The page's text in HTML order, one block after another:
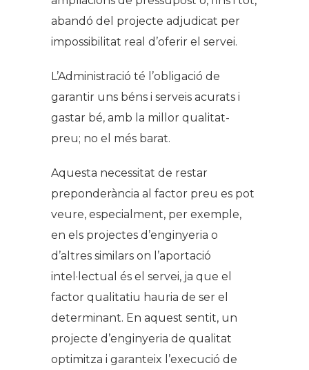
abandó del projecte adjudicat per
impossibilitat real d’oferir el servei.
L’Administració té l’obligació de
garantir uns béns i serveis acurats i
gastar bé, amb la millor qualitat-
preu; no el més barat.
Aquesta necessitat de restar
preponderància al factor preu es pot
veure, especialment, per exemple,
en els projectes d’enginyeria o
d’altres similars on l’aportació
intel·lectual és el servei, ja que el
factor qualitatiu hauria de ser el
determinant. En aquest sentit, un
projecte d’enginyeria de qualitat
optimitza i garanteix l’execució de